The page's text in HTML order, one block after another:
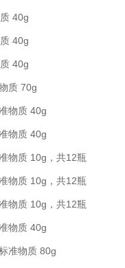
40g
40g
40g
质 70g
物质 40g
物质 40g
物质 10g，共12瓶
物质 10g，共12瓶
物质 10g，共12瓶
物质 40g
准物质 80g